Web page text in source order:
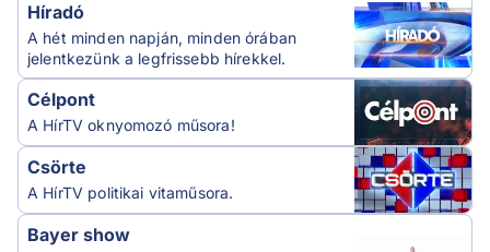
Híradó
A hét minden napján, minden órában
jelentkezünk a legfrissebb hírekkel.
Célpont
A HírTV oknyomozó műsora!
Csörte
A HírTV politikai vitaműsora.
Bayer show